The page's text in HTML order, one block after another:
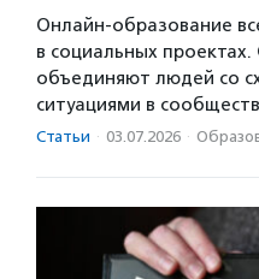
Онлайн-образование
в социальных
объединяют людей со
ситуациями в
Статьи · 03.07.2026 ·